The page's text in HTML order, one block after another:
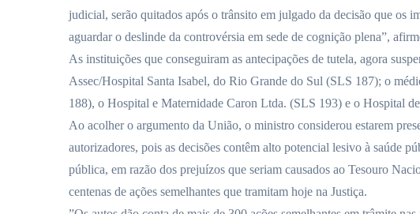
judicial, serão quitados após o trânsito em julgado da decisão que os
aguardar o deslinde da controvérsia em sede de cognição plena”,
As instituições que conseguiram as antecipações de tutela, agora
Assec/Hospital Santa Isabel, do Rio Grande do Sul (SLS 187); o
188), o Hospital e Maternidade Caron Ltda. (SLS 193) e o Hospital
Ao acolher o argumento da União, o ministro considerou estarem
autorizadores, pois as decisões contêm alto potencial lesivo à saúde
pública, em razão dos prejuízos que seriam causados ao Tesouro
centenas de ações semelhantes que tramitam hoje na Justiça.